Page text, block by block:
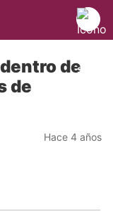
de
de
Hace 4 años